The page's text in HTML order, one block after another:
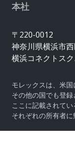
本社
〒220-0012
神奈川県横浜市
横浜コネクトス
モレックスは、米
その他の国でも登録
ここに記載されてい
それぞれの所有者